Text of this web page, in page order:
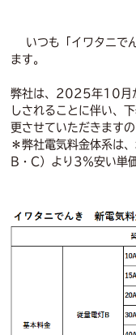
いつも「イワタニで
ます。
弊社は、2025年10月
しされることに伴い、
更させていただきます
＊弊社電気料金体系は
B・C）より3％安い単